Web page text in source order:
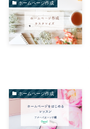
ホームページ作成
ホームページ作成